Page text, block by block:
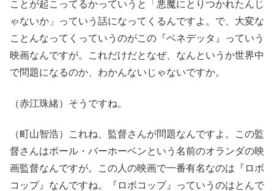
ことが起こってるかっていうと「悪魔にとりつかれたんじ
ゃないか」っていう話になってくるんですよ。で、大変な
ことんなってくっていうのがこの『ベネデッタ』っていう
映画なんですが。これだけだとなぜ、なんというか世界中
で問題になるのか、わかんないじゃないですか。
（赤江珠緒）そうですね。
（町山智浩）これね、監督さんが問題なんですよ。この監
督さんはポール・バーホーベンという名前のオランダの映
画監督なんですが。この人の映画で一番有名なのは『ロボ
コップ』なんですね。『ロボコップ』っていうのはとんで